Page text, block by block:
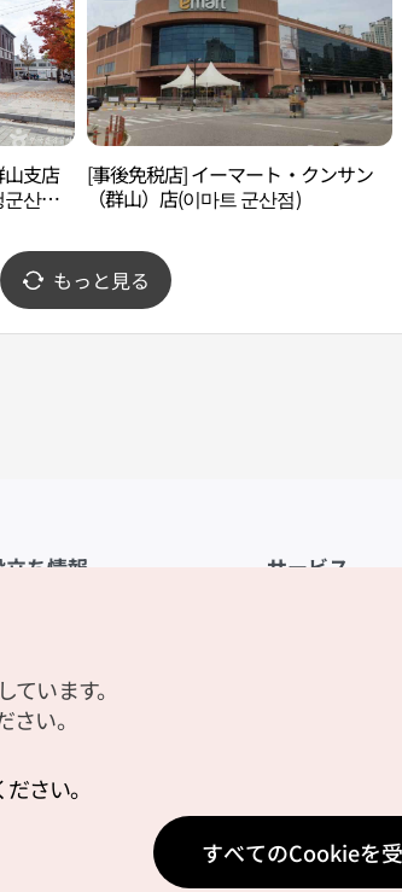
支店
군산지
[事後免税店] イーマート・クンサン
（群山）店(이마트 군산점)
もっと見る
立ち情報
料ダウンロード
ルブック／電子書籍
サービス
位置情報サービ
個人位置情報取
います。
い。
さい。
すべてのCookieを